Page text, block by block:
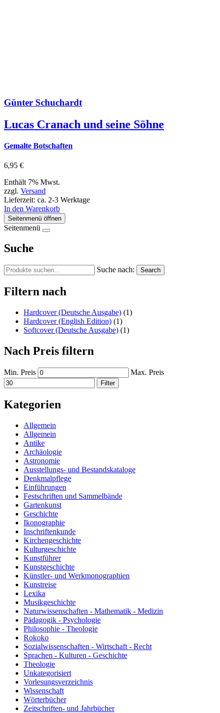
Günter Schuchardt
Lucas Cranach und seine Söhne
Gemalte Botschaften
6,95 €
Enthält 7% Mwst.
zzgl. Versand
Lieferzeit: ca. 2-3 Werktage
In den Warenkorb
Seitenmenü öffnen
Seitenmenü
Suche
Suche nach: Search
Filtern nach
Hardcover (Deutsche Ausgabe) (1)
Hardcover (English Edition) (1)
Softcover (Deutsche Ausgabe) (1)
Nach Preis filtern
Min. Preis Max. Preis
Filter
Kategorien
Allgemein
Allgemein
Antike
Archäologie
Astronomie
Ausstellungs- und Bestandskataloge
Denkmalpflege
Einführungen
Festschriften und Sammelbände
Gartenkunst
Geschichte
Ikonographie
Inschriftenkunde
Kirchengeschichte
Kulturgeschichte
Kunstführer
Kunstgeschichte
Künstler- und Werkmonographien
Kunstreise
Lexika
Musikgeschichte
Naturwissenschaften - Mathematik - Medizin
Pädagogik - Psychologie
Philosophie - Theologie
Rokoko
Sozialwissenschaften - Wirtschaft - Recht
Sprachen - Kulturen - Geschichte
Theologie
Unkategorisiert
Vorlesungsverzeichnis
Wissenschaft
Wörterbücher
Zeitschriften- und Jahrbücher